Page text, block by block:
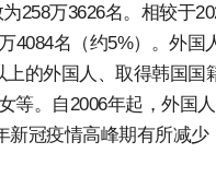
为258万3626名。相较于
4084名（约5%）。外国
上的外国人、取得韩国国
等。自2006年起，外国
新冠疫情高峰期有所减少